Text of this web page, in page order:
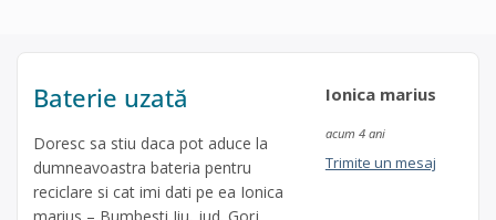
Baterie uzată
Doresc sa stiu daca pot aduce la
dumneavoastra bateria pentru
reciclare si cat imi dati pe ea Ionica
Ionica marius
acum 4 ani
Trimite un mesaj